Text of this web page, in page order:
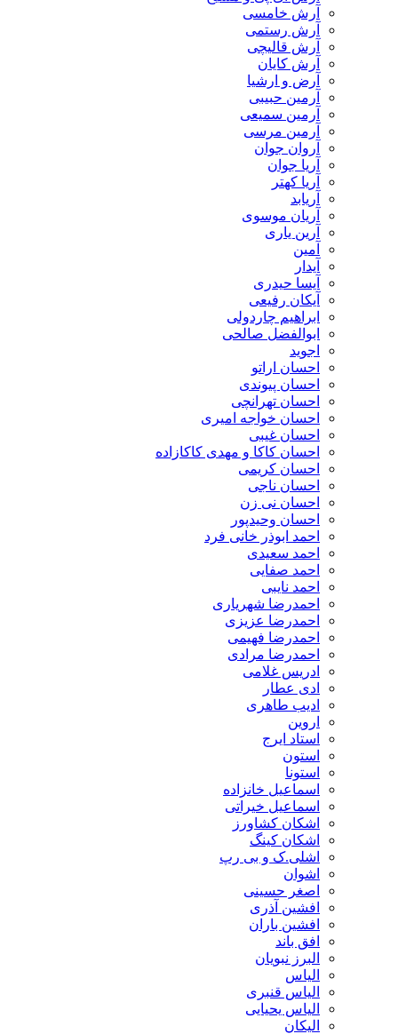
آرش خامسی
آرش رستمی
آرش قالیچی
آرش کایان
​آرض و ارشیا
آرمین حبیبی
آرمین سمیعی
آرمین مرسی
آروان جوان
آریا جوان
آریا کهتر
آریان موسوی
آرین یاری
آیسا حیدری
آیکان رفیعی
ابراهیم چاردولی
ابوالفضل صالحی
احسان اراتو
احسان پیوندی
احسان تهرانچی
احسان خواجه امیری
احسان غیبی
احسان کاکا و مهدی کاکازاده
احسان کریمی
احسان ناجی
احسان نی زن
احسان وحیدپور
احمد ابوذر خانی فرد
احمد سعیدی
احمد صفایی
احمد نایبی
احمدرضا شهریاری
احمدرضا عزیزی
احمدرضا فهیمی
احمدرضا مرادی
ادریس غلامی
ادی عطار
ادیب طاهری
استاد ایرج
اسماعیل خانزاده
اسماعیل خیراتی
اشکان کشاورز
اشکان کینگ
اشلی.ک و بی رپ
اصغر حسینی
افشین آذری
افشین باران
افق باند
البرز نبویان
الیاس قنبرى
الیاس یحیایی